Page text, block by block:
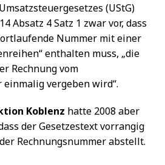
(UStG)
Absatz 4 Satz 1 zwar vor, dass
Nummer mit einer
enthalten muss, „die
Rechnung vom
vergeben wird“.
Koblenz hatte 2008 aber
der Gesetzestext vorrangig
Rechnungsnummer abstellt.